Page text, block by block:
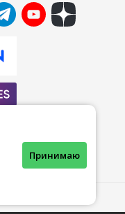
Принимаю